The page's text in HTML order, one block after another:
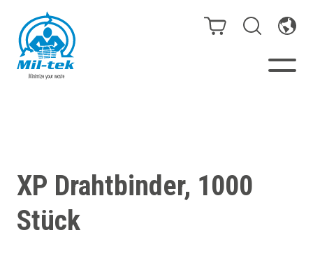
Abfallsortiersystem
XP Drahtbinder, 1000
Stück